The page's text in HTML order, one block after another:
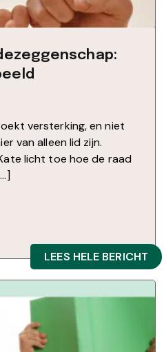
versterking, en niet
van alleen lid zijn.
licht toe hoe de raad
LEES HELE BERICHT